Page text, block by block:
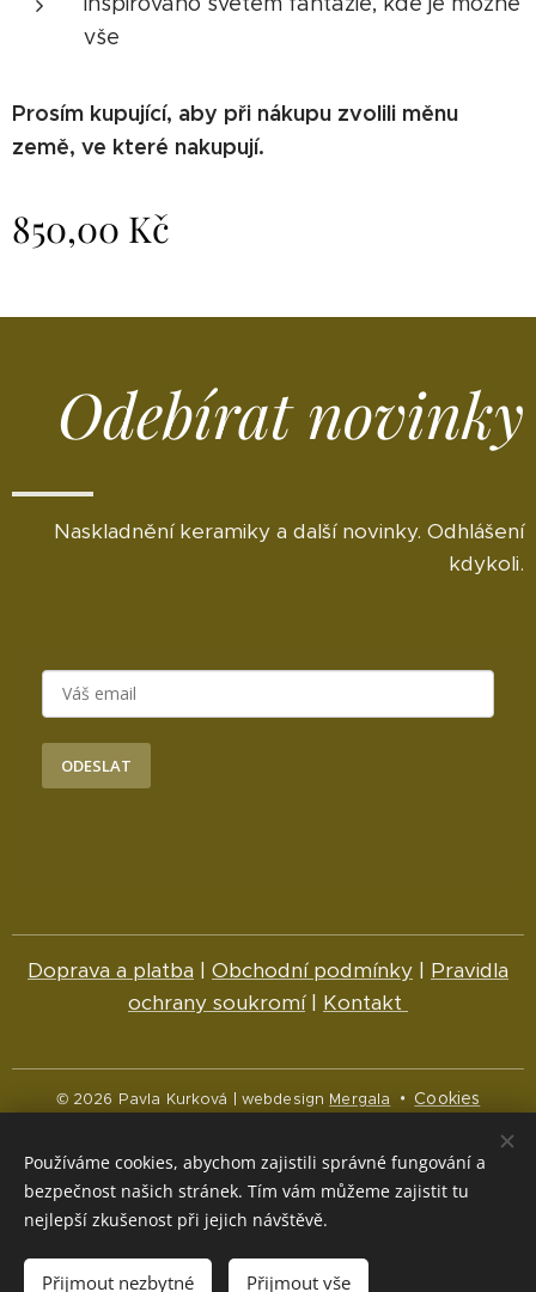
vše
Prosím kupující, aby při nákupu zvolili měnu
země, ve které nakupují.
850,00 Kč
Odebírat novinky
Naskladnění keramiky a další novinky. Odhlášení
kdykoli.
ODESLAT
Doprava a platba | Obchodní podmínky | Pravidla
ochrany soukromí| Kontakt
© 2026 Pavla Kurková | webdesign Mergala Cookies
Čeština
English
Měna
CZK Kč
NOK kr EUR €
Používáme cookies, abychom zajistili správné fungování a
bezpečnost našich stránek. Tím vám můžeme zajistit tu
nejlepší zkušenost při jejich návštěvě.
Přijmout nezbytné Přijmout vše